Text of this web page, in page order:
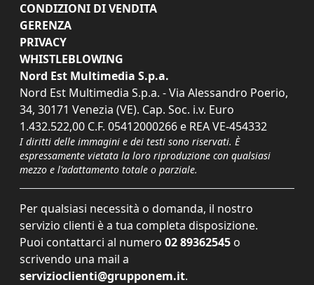
CONDIZIONI DI VENDITA
GERENZA
PRIVACY
WHISTLEBLOWING
Nord Est Multimedia S.p.a.
Nord Est Multimedia S.p.a. - Via Alessandro Poerio,
34, 30171 Venezia (VE). Cap. Soc. i.v. Euro
1.432.522,00 C.F. 05412000266 e REA VE-454332
I diritti delle immagini e dei testi sono riservati. È
espressamente vietata la loro riproduzione con qualsiasi
mezzo e l'adattamento totale o parziale.
Per qualsiasi necessità o domanda, il nostro
servizio clienti è a tua completa disposizione.
Puoi contattarci al numero 02 89362545 o
scrivendo una mail a
servizioclienti@grupponem.it.